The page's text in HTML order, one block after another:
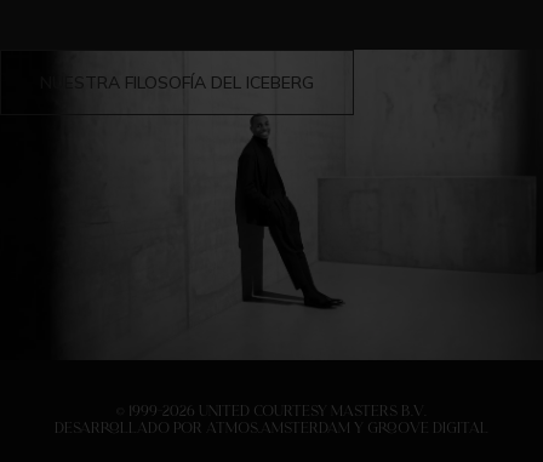
NUESTRA FILOSOFÍA DEL ICEBERG
© 1999-2026 United Courtesy Masters B.V.
Desarrollado por
Atmos.Amsterdam y Groove Digital